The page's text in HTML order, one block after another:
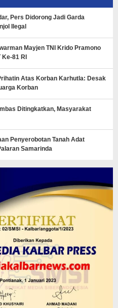
Pers Didorong Jadi Garda
Ilegal
Mayjen TNI Krido Pramono
Ke-81 RI
Atas Korban Karhutla: Desak
Korban
Ditingkatkan, Masyarakat
Penyerobotan Tanah Adat
Samarinda